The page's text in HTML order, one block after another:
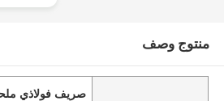
منتوج وصف